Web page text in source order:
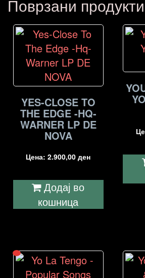
Поврзани продукти
YES-CLOSE TO
THE EDGE -HQ-
WARNER LP DE
NOVA
Цена:2.900,00ден
Додај во
кошница